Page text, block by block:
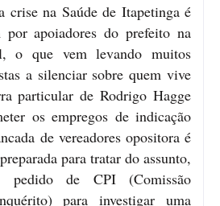
na Saúde de Itapetinga é
por apoiadores do prefeito na
o que vem levando muitos
a silenciar sobre quem vive
particular de Rodrigo Hagge
os empregos de indicação
de vereadores opositora é
para tratar do assunto,
pedido de CPI (Comissão
para investigar uma